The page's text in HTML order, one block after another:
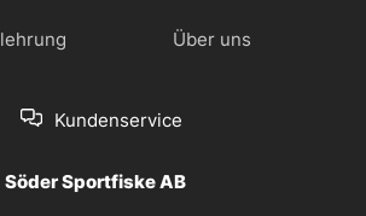
Über uns
Kundenservice
Söder Sportfiske AB